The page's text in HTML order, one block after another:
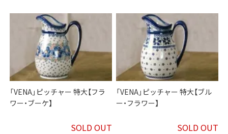
「VENA」ピッチャー 特大【フラ
ワー・ブーケ】
SOLD OUT
「VENA」ピッチャー 特大【ブル
ー・フラワー】
SOLD OUT